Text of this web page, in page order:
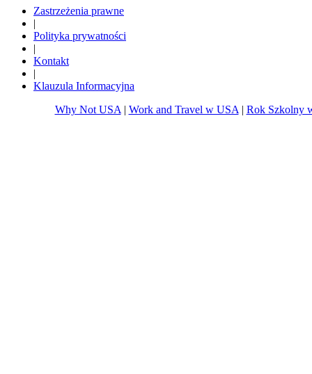
Zastrzeżenia prawne
|
Polityka prywatności
|
Kontakt
|
Klauzula Informacyjna
Why Not USA | Work and Travel w USA | Rok Szkolny